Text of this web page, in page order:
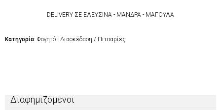
DELIVERY ΣΕ ΕΛΕΥΣΙΝΑ - ΜΑΝΔΡΑ - ΜΑΓΟΥΛΑ
Κατηγορία: Φαγητό - Διασκέδαση / Πιτσαρίες
Διαφημιζόμενοι